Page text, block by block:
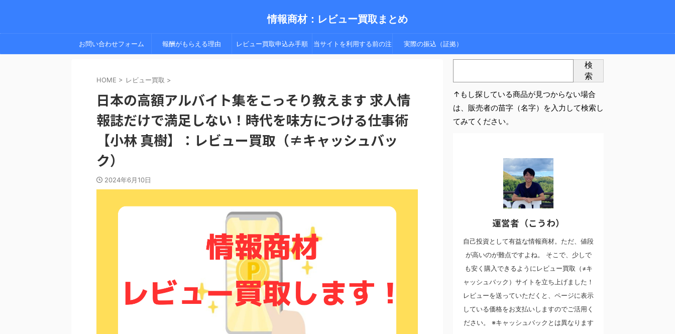
情報商材：レビュー買取まとめ
お問い合わせフォーム 報酬がもらえる理由 レビュー買取申込み手順 当サイトを利用する前の注 実際の振込（証拠）
HOME > レビュー買取 >
日本の高額アルバイト集をこっそり教えます 求人情
報誌だけで満足しない！時代を味方につける仕事術
【小林 真樹】：レビュー買取（≠キャッシュバッ
ク）
2024年6月10日
検
索
↑もし探している商品が見つからない場合
は、販売者の苗字（名字）を入力して検索し
てみてください。
運営者（こうわ）
自己投資として有益な情報商材。ただ、値段
が高いのが難点ですよね。 そこで、少しで
も安く購入できるようにレビュー買取（≠キ
ャッシュバック）サイトを立ち上げました！
レビューを送っていただくと、ページに表示
している価格をお支払いしますのでご活用く
ださい。 ※キャッシュバックとは異なります